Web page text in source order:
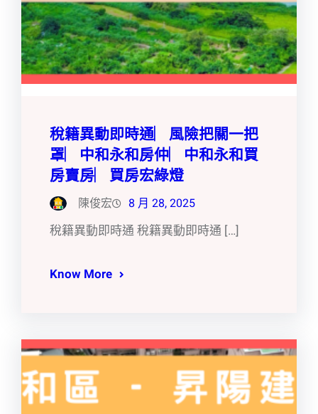
稅籍異動即時通︳風險把關一把
罩︳中和永和房仲︳中和永和買
房賣房︳買房宏綠燈
陳俊宏 8 月 28, 2025
稅籍異動即時通 稅籍異動即時通 […]
Know More